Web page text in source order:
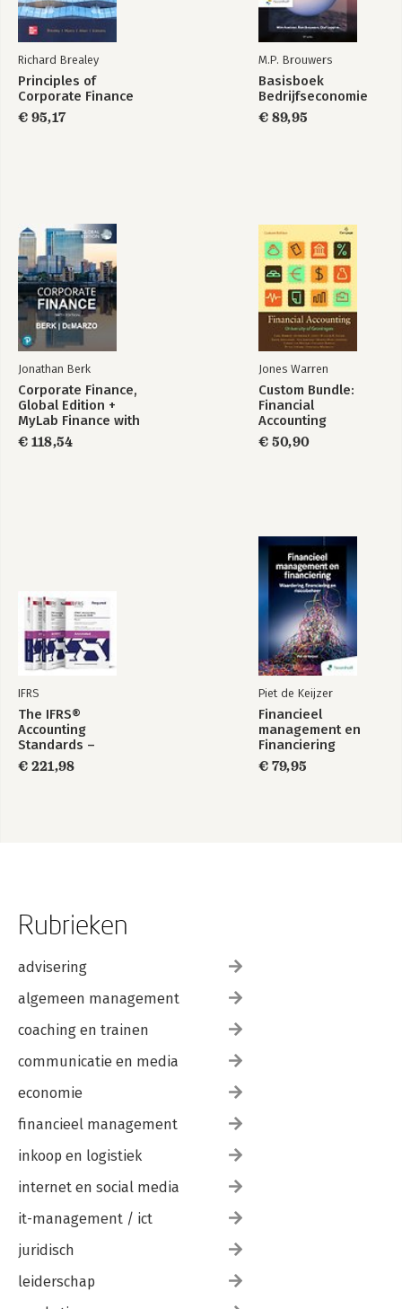
Over Rense Bos
Richard Brealey
Principles of
Corporate Finance
€ 95,17
M.P. Brouwers
Basisboek
Bedrijfseconomie
€ 89,95
Jonathan Berk
Corporate Finance,
Global Edition +
MyLab Finance with
Pearson eText
(Package)
€ 118,54
Jones Warren
Custom Bundle:
Financial
Accounting
€ 50,90
IFRS
The IFRS®
Accounting
Standards –
Required Annotated
1 January 2026
€ 221,98
Piet de Keijzer
Financieel
management en
Financiering
€ 79,95
Rubrieken
advisering
algemeen management
coaching en trainen
communicatie en media
economie
financieel management
inkoop en logistiek
internet en social media
it-management / ict
juridisch
leiderschap